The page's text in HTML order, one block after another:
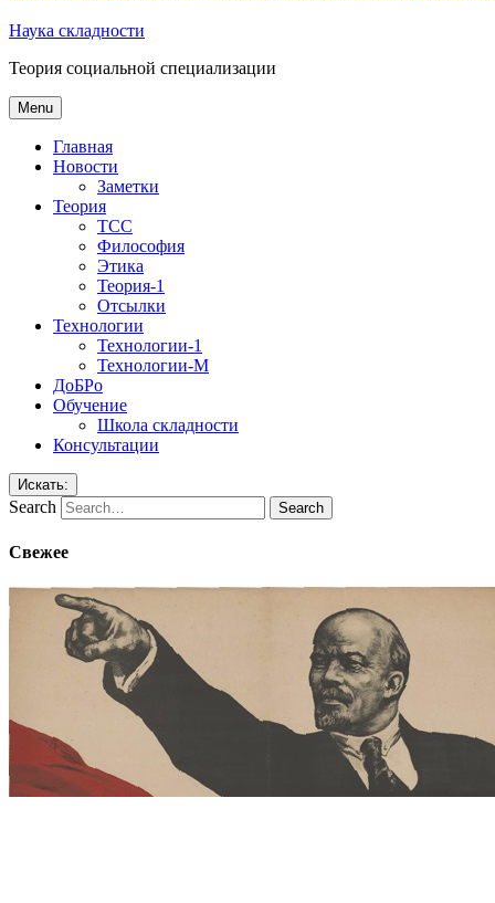
Наука складности
Теория социальной специализации
Menu
Главная
Новости
Заметки
Теория
ТСС
Философия
Этика
Теория-1
Отсылки
Технологии
Технологии-1
Технологии-М
ДоБРо
Обучение
Школа складности
Консультации
Искать:
Search
Свежее